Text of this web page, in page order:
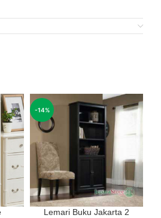
-14%
Lemari Buku Jakarta 2